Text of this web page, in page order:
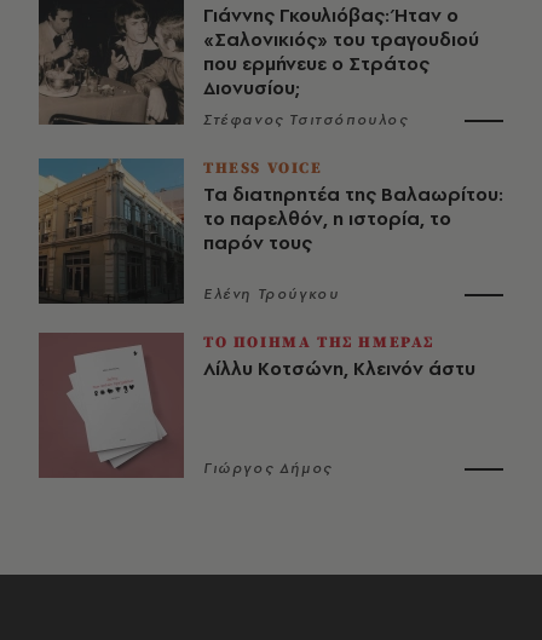
Γιάννης Γκουλιόβας: Ήταν ο
«Σαλονικιός» του τραγουδιού
που ερμήνευε ο Στράτος
Διονυσίου;
Στέφανος Τσιτσόπουλος
THESS VOICE
Τα διατηρητέα της Βαλαωρίτου:
το παρελθόν, η ιστορία, το
παρόν τους
Ελένη Τρούγκου
ΤΟ ΠΟΙΗΜΑ ΤΗΣ ΗΜΕΡΑΣ
Λίλλυ Κοτσώνη, Κλεινόν άστυ
Γιώργος Δήμος